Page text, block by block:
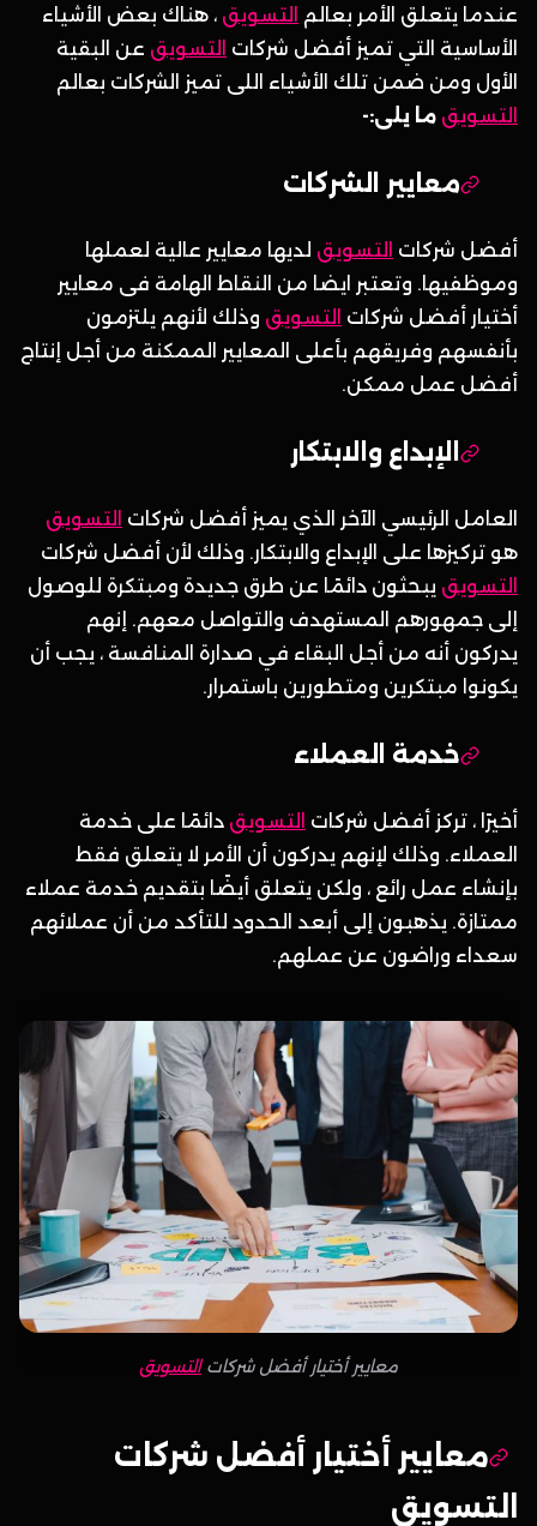
عندما يتعلق الأمر بعالم التسويق ، هناك بعض الأشياء
الأساسية التي تميز أفضل شركات التسويق عن البقية
الأول ومن ضمن تلك الأشياء اللى تميز الشركات بعالم
التسويق ما يلى:-
معايير الشركات
أفضل شركات التسويق لديها معايير عالية لعملها
وموظفيها. وتعتبر ايضا من النقاط الهامة فى معايير
أختيار أفضل شركات التسويق وذلك لأنهم يلتزمون
بأنفسهم وفريقهم بأعلى المعايير الممكنة من أجل إنتاج
أفضل عمل ممكن.
الإبداع والابتكار
العامل الرئيسي الآخر الذي يميز أفضل شركات التسويق
هو تركيزها على الإبداع والابتكار. وذلك لأن أفضل شركات
التسويق يبحثون دائمًا عن طرق جديدة ومبتكرة للوصول
إلى جمهورهم المستهدف والتواصل معهم. إنهم
يدركون أنه من أجل البقاء في صدارة المنافسة ، يجب أن
يكونوا مبتكرين ومتطورين باستمرار.
خدمة العملاء
أخيرًا ، تركز أفضل شركات التسويق دائمًا على خدمة
العملاء. وذلك لإنهم يدركون أن الأمر لا يتعلق فقط
بإنشاء عمل رائع ، ولكن يتعلق أيضًا بتقديم خدمة عملاء
ممتازة. يذهبون إلى أبعد الحدود للتأكد من أن عملائهم
سعداء وراضون عن عملهم.
معايير أختيار أفضل شركاتالتسويق
معايير أختيار أفضل شركات
التسويق